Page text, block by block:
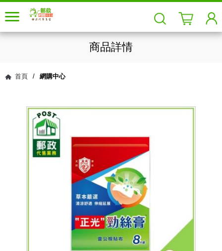
商品詳情
首頁 / 網購中心